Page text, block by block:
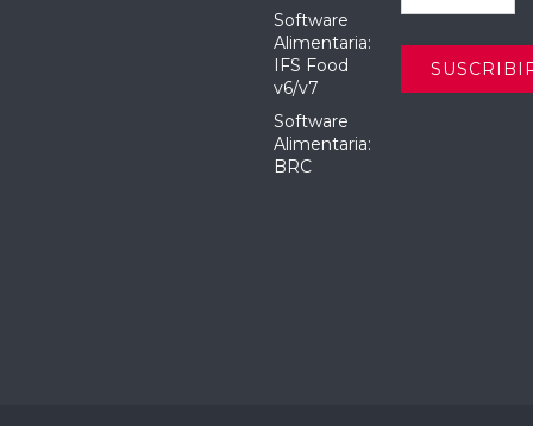
Software
Alimentaria:
IFS Food
v6/v7
Software
Alimentaria:
BRC